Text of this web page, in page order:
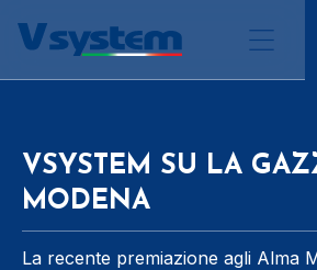
VSYSTEM SU LA
MODENA
La recente premiazione agli Alma